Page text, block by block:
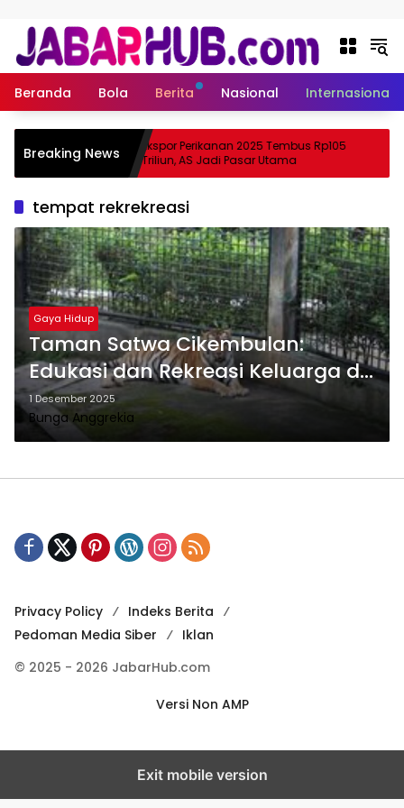
Beranda Bola Berita Nasional Internasional
Breaking News
Suzuki?
Ekspor Perikanan 2025 Tembus Rp105
Triliun, AS Jadi Pasar Utama
tempat rekrekreasi
Gaya Hidup
Taman Satwa Cikembulan:
Edukasi dan Rekreasi Keluarga di
Alam Asri
1 Desember 2025
Bunga Anggrekia
Privacy Policy
Indeks Berita
Pedoman Media Siber
Iklan
© 2025 - 2026 JabarHub.com
Versi Non AMP
Exit mobile version